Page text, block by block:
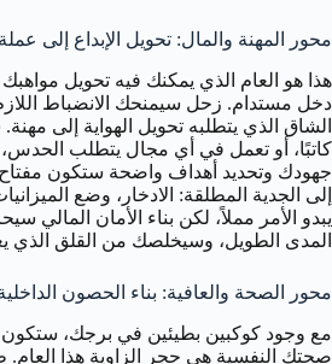
محور المهنة والمال: تحويل الإبداع إلى عملة
هذا هو العام الذي يمكنك فيه تحويل مواهبك
دخل مستدام. زحل سيمنحك الانضباط
الشاق الذي يتطلبه تحويل الهواية إلى
كاتبًا، أو تعمل في أي مجال يتطلب
جهودك وتحديد أهداف واضحة ستكون مفتاح
إلى الجدية المطلقة: الادخار، وضع
يبدو الأمر مملاً، لكن بناء الأمان المالي
المدى الطويل، وسيخلصك من القلق الذي
محور الصحة والعافية: بناء الحصون
مع وجود كوكبين بطيئين في برجك،
صحتك النفسية هي حجر الزاوية هذا العام.